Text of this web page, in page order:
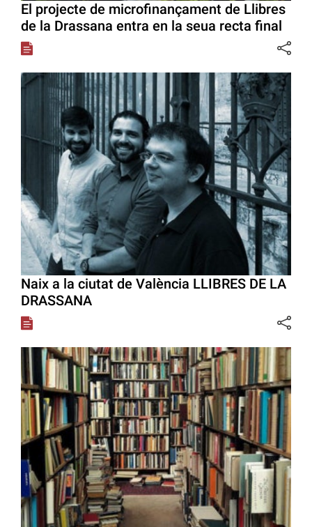
El projecte de microfinançament de Llibres
de la Drassana entra en la seua recta final
Naix a la ciutat de València LLIBRES DE LA
DRASSANA